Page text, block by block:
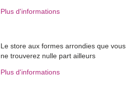
Plus d'informations
Le store aux formes arrondies que vous
ne trouverez nulle part ailleurs
Plus d'informations